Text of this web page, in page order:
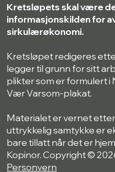
Kretsløpets skal være
informasjonskilden for
sirkulærøkonomi.
Kretsløpet redigeres
legger til grunn for sitt
plikter som er formulert i
Vær Varsom-plakat.
Materialet er vernet
uttrykkelig samtykke er
bare tillatt når det er
Kopinor. Copyright ©
Personvern